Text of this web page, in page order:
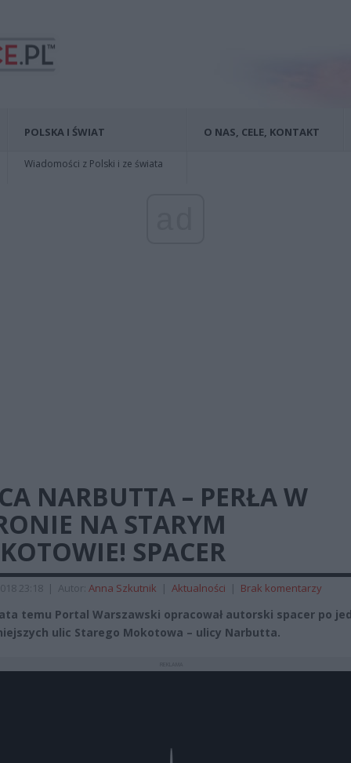
POLSKA I ŚWIAT
Wiadomości z Polski i ze świata
O NAS, CELE, KONTAKT
NARBUTTA – PERŁA W
NA STARYM
SPACER
23:18 | Autor: Anna Szkutnik | Aktualności | Brak komentarzy
temu Portal Warszawski opracował autorski spacer po
ulic Starego Mokotowa – ulicy Narbutta.